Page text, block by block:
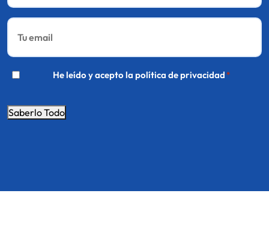
*
He leído y acepto lapolítica de privacidad*
Saberlo Todo